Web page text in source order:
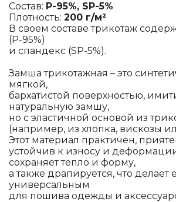
Состав: P-95%, SP-5%
Плотность: 200 г/м²
В своем составе трикотаж
(P-95%)
и спандекс (SP-5%).
Замша трикотажная – это
мягкой,
бархатистой поверхностью,
натуральную замшу,
но с эластичной основой из
(например, из хлопка, вискозы
Этот материал практичен,
устойчив к износу и
сохраняет тепло и форму,
а также драпируется, что делает
универсальным
для пошива одежды и